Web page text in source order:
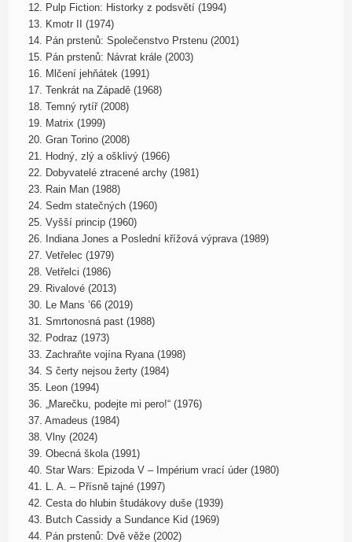
12. Pulp Fiction: Historky z podsvětí (1994)
13. Kmotr II (1974)
14. Pán prstenů: Společenstvo Prstenu (2001)
15. Pán prstenů: Návrat krále (2003)
16. Mlčení jehňátek (1991)
17. Tenkrát na Západě (1968)
18. Temný rytíř (2008)
19. Matrix (1999)
20. Gran Torino (2008)
21. Hodný, zlý a ošklivý (1966)
22. Dobyvatelé ztracené archy (1981)
23. Rain Man (1988)
24. Sedm statečných (1960)
25. Vyšší princip (1960)
26. Indiana Jones a Poslední křížová výprava (1989)
27. Vetřelec (1979)
28. Vetřelci (1986)
29. Rivalové (2013)
30. Le Mans ’66 (2019)
31. Smrtonosná past (1988)
32. Podraz (1973)
33. Zachraňte vojína Ryana (1998)
34. S čerty nejsou žerty (1984)
35. Leon (1994)
36. „Marečku, podejte mi pero!“ (1976)
37. Amadeus (1984)
38. Vlny (2024)
39. Obecná škola (1991)
40. Star Wars: Epizoda V – Impérium vrací úder (1980)
41. L. A. – Přísně tajné (1997)
42. Cesta do hlubin študákovy duše (1939)
43. Butch Cassidy a Sundance Kid (1969)
44. Pán prstenů: Dvě věže (2002)